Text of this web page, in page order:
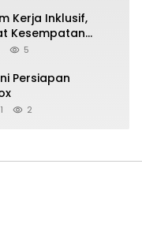
Kerja Inklusif,
Kesempatan
5
Persiapan
2